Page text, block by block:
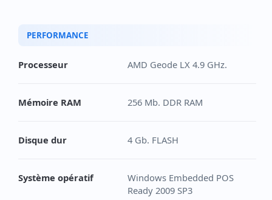
PERFORMANCE
Processeur AMD Geode LX 4.9 GHz.
Mémoire RAM 256 Mb. DDR RAM
Disque dur 4 Gb. FLASH
Système opératif
Windows Embedded POS
Ready 2009 SP3